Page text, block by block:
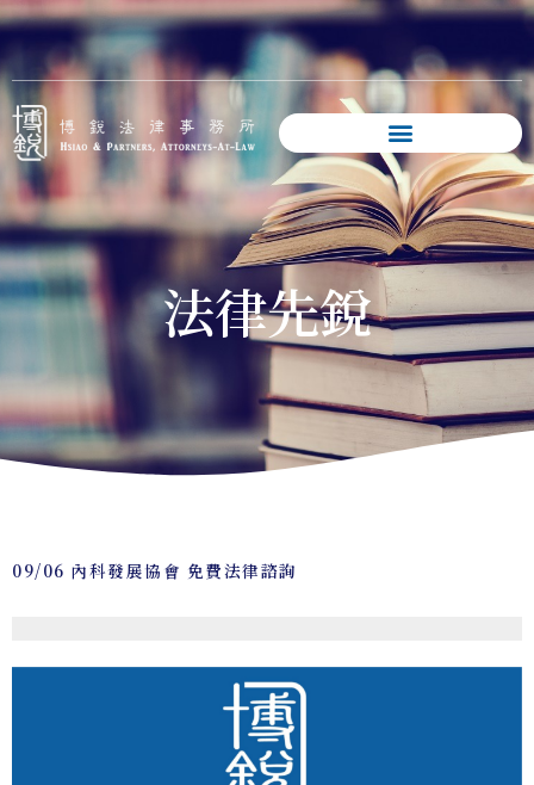
跳
主
要
內
容
法律先銳
09/06 內科發展協會 免費法律諮詢